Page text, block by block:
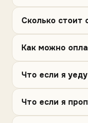
Сколько стоит
Как можно
Что если я
Что если я